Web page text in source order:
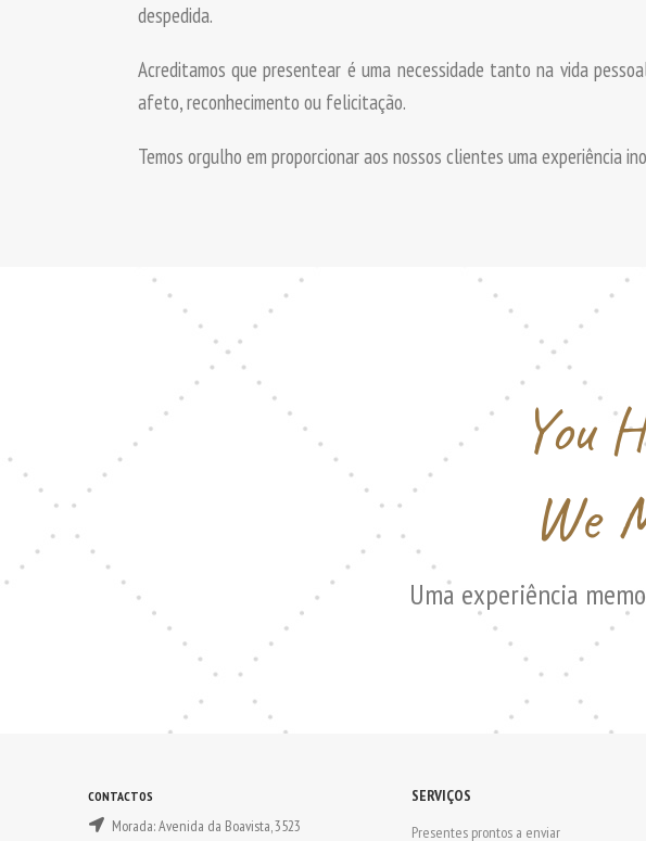
despedida.
Acreditamos que presentear é uma necessidade tanto na vida
afeto, reconhecimento ou felicitação.
Temos orgulho em proporcionar aos nossos clientes uma experiência
You
We
Uma experiência
CONTACTOS
Morada: Avenida da Boavista, 3523
SERVIÇOS
Presentes prontos a enviar